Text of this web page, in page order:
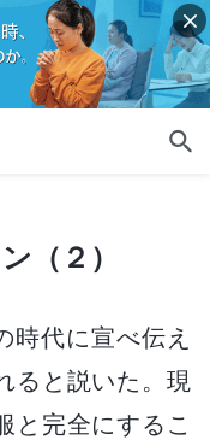
（２）
時代に宣べ伝え
ると説いた。現
と完全にするこ